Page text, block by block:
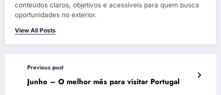
conteúdos claros, objetivos e acessíveis para quem busca
oportunidades no exterior.
View All Posts
Previous post
Junho – O melhor mês para visitar Portugal